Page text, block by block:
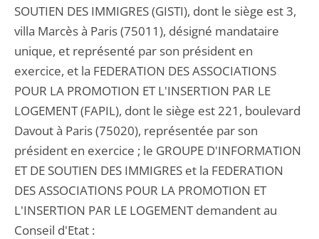
SOUTIEN DES IMMIGRES (GISTI), dont le siège est 3,
villa Marcès à Paris (75011), désigné mandataire
unique, et représenté par son président en
exercice, et la FEDERATION DES ASSOCIATIONS
POUR LA PROMOTION ET L'INSERTION PAR LE
LOGEMENT (FAPIL), dont le siège est 221, boulevard
Davout à Paris (75020), représentée par son
président en exercice ; le GROUPE D'INFORMATION
ET DE SOUTIEN DES IMMIGRES et la FEDERATION
DES ASSOCIATIONS POUR LA PROMOTION ET
L'INSERTION PAR LE LOGEMENT demandent au
Conseil d'Etat :